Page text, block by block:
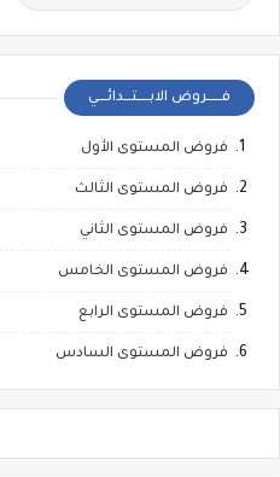
فــــــروض الابـــــتـــدائــــي
فروض المستوى الأول
فروض المستوى الثالث
فروض المستوى الثاني
فروض المستوى الخامس
فروض المستوى الرابع
فروض المستوى السادس